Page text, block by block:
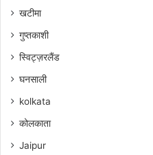
खटीमा
गुप्तकाशी
स्विट्ज़रलैंड
घनसाली
kolkata
कोलकाता
Jaipur